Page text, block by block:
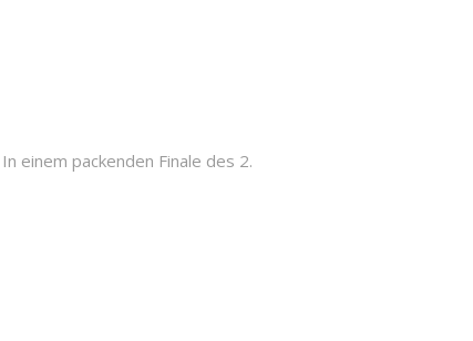
einem packenden Finale des 2.